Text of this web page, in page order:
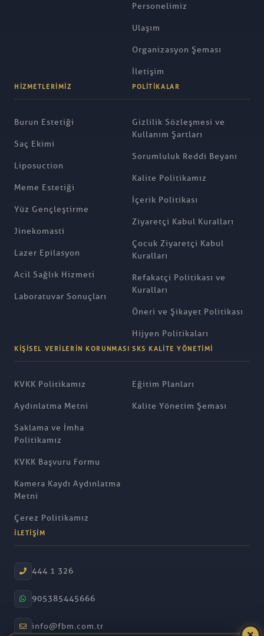
Personelimiz
Ulaşım
Organizasyon Şeması
İletişim
HIZMETLERIMIZ
Burun Estetiği
Saç Ekimi
Liposuction
Meme Estetiği
Yüz Gençleştirme
Jinekomasti
Lazer Epilasyon
Acil Sağlık Hizmeti
Laboratuvar Sonuçları
POLITIKALAR
Gizlilik Sözleşmesi ve
Kullanım Şartları
Sorumluluk Reddi Beyanı
Kalite Politikamız
İçerik Politikası
Ziyaretçi Kabul Kuralları
Çocuk Ziyaretçi Kabul
Kuralları
Refakatçi Politikası ve
Kuralları
Öneri ve Şikayet Politikası
Hijyen Politikaları
KIŞISEL VERILERIN KORUNMASI
KVKK Politikamız
Aydınlatma Metni
Saklama ve İmha
Politikamız
KVKK Başvuru Formu
Kamera Kaydı Aydınlatma
Metni
Çerez Politikamız
SKS KALITE YÖNETIMI
Eğitim Planları
Kalite Yönetim Şeması
İLETIŞIM
444 1 326
905385445666
info@fbm.com.tr